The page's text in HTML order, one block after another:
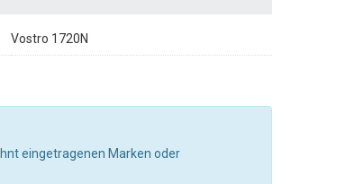
Vostro 1720N
eingetragenen Marken oder